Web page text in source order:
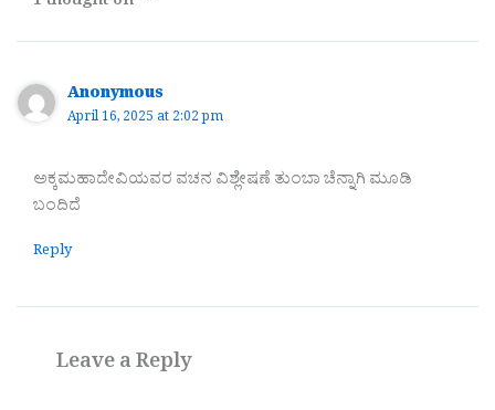
Anonymous
April 16, 2025 at 2:02 pm
ಅಕ್ಕಮಹಾದೇವಿಯವರ ವಚನ ವಿಶ್ಲೇಷಣೆ ತುಂಬಾ ಚೆನ್ನಾಗಿ ಮೂಡಿ
ಬಂದಿದೆ
Reply
Leave a Reply